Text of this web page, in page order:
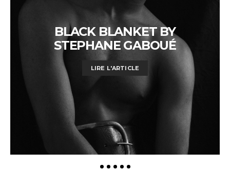
BLACK BLANKET BY
STEPHANE GABOUÉ
LIRE L'ARTICLE